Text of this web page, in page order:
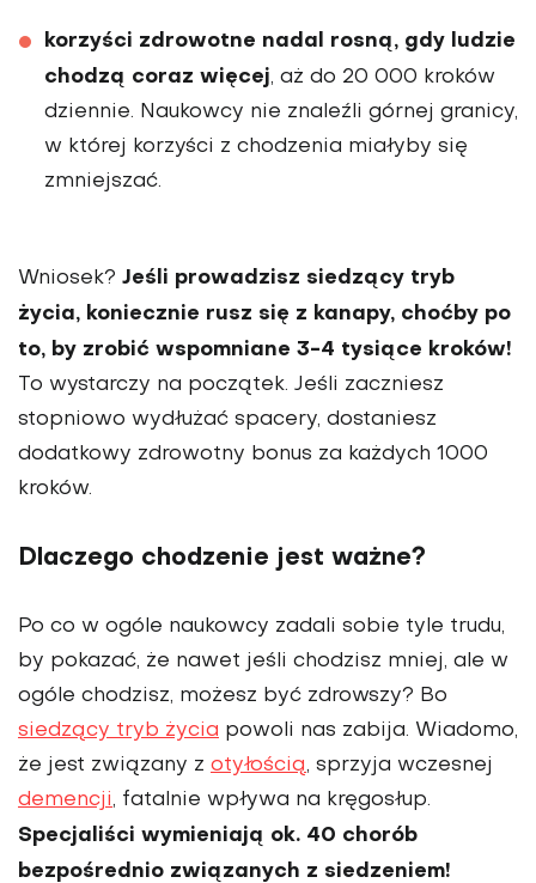
korzyści zdrowotne nadal rosną, gdy ludzie
chodzą coraz więcej, aż do 20 000 kroków
dziennie. Naukowcy nie znaleźli górnej granicy,
w której korzyści z chodzenia miałyby się
zmniejszać.
Wniosek? Jeśli prowadzisz siedzący tryb
życia, koniecznie rusz się z kanapy, choćby po
to, by zrobić wspomniane 3-4 tysiące kroków!
To wystarczy na początek. Jeśli zaczniesz
stopniowo wydłużać spacery, dostaniesz
dodatkowy zdrowotny bonus za każdych 1000
kroków.
Dlaczego chodzenie jest ważne?
Po co w ogóle naukowcy zadali sobie tyle trudu,
by pokazać, że nawet jeśli chodzisz mniej, ale w
ogóle chodzisz, możesz być zdrowszy? Bo
siedzący tryb życia powoli nas zabija. Wiadomo,
że jest związany z otyłością, sprzyja wczesnej
demencji, fatalnie wpływa na kręgosłup.
Specjaliści wymieniają ok. 40 chorób
bezpośrednio związanych z siedzeniem!